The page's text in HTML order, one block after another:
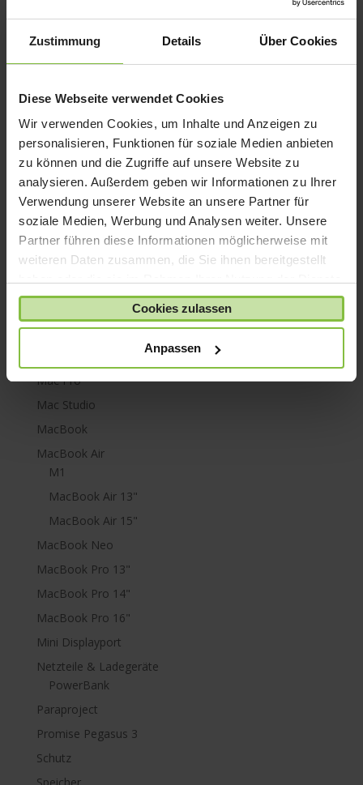
Zustimmung Details Über Cookies
Diese Webseite verwendet Cookies
Wir verwenden Cookies, um Inhalte und Anzeigen zu
personalisieren, Funktionen für soziale Medien anbieten
zu können und die Zugriffe auf unsere Website zu
analysieren. Außerdem geben wir Informationen zu Ihrer
Verwendung unserer Website an unsere Partner für
soziale Medien, Werbung und Analysen weiter. Unsere
Partner führen diese Informationen möglicherweise mit
weiteren Daten zusammen, die Sie ihnen bereitgestellt
gesammelt haben.
Cookies zulassen
Anpassen
iPad mini
iPad Pro
iPhone 6
iPhone SE
iPhone X
iPod nano
iPod shuffle
iPod touch
Kabel & Adapter
Kopfhörer
Lightning
Mac Pro
Mac Studio
MacBook
MacBook Air
M1
MacBook Air 13"
MacBook Air 15"
MacBook Neo
MacBook Pro 13"
MacBook Pro 14"
MacBook Pro 16"
Mini Displayport
Netzteile & Ladegeräte
PowerBank
Paraproject
Promise Pegasus 3
Schutz